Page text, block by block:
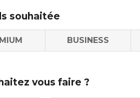
souhaitée
BUSINESS
vous faire ?